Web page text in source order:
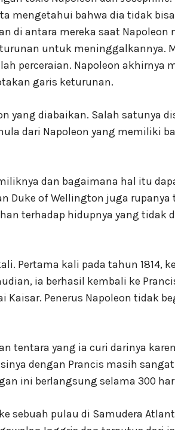
mengetahui bahwa dia tidak
di antara mereka saat Napoleon
untuk meninggalkannya.
perceraian. Napoleon akhirnya
garis keturunan.
yang diabaikan. Salah satunya
dari Napoleon yang memiliki
dan bagaimana hal itu
Duke of Wellington juga rupanya
terhadap hidupnya yang tidak
Pertama kali pada tahun 1814,
ia berhasil kembali ke
Penerus Napoleon tidak
tentara yang ia curi darinya
dengan Prancis masih
ini berlangsung selama 300
sebuah pulau di Samudera